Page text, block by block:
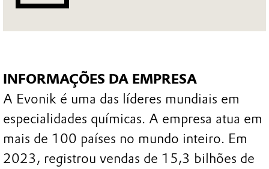
INFORMAÇÕES DA EMPRESA
A Evonik é uma das líderes mundiais em
especialidades químicas. A empresa atua em
mais de 100 países no mundo inteiro. Em
2023, registrou vendas de 15,3 bilhões de